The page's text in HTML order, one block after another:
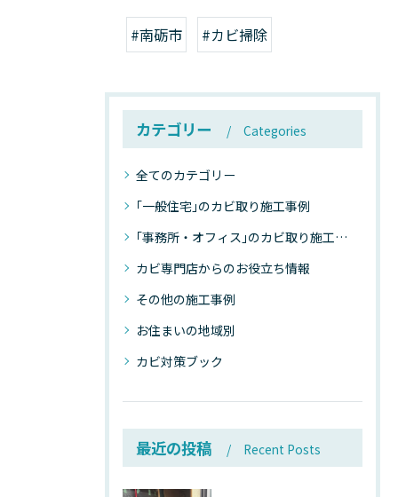
#南砺市 #カビ掃除
カテゴリー Categories
全てのカテゴリー
｢一般住宅｣のカビ取り施工事例
｢事務所・オフィス｣のカビ取り施工事例
カビ専門店からのお役立ち情報
その他の施工事例
お住まいの地域別
カビ対策ブック
最近の投稿 Recent Posts